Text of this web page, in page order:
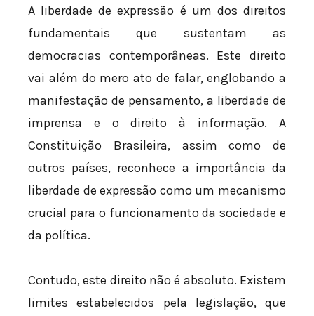
A liberdade de expressão é um dos direitos
fundamentais que sustentam as
democracias contemporâneas. Este direito
vai além do mero ato de falar, englobando a
manifestação de pensamento, a liberdade de
imprensa e o direito à informação. A
Constituição Brasileira, assim como de
outros países, reconhece a importância da
liberdade de expressão como um mecanismo
crucial para o funcionamento da sociedade e
da política.
Contudo, este direito não é absoluto. Existem
limites estabelecidos pela legislação, que